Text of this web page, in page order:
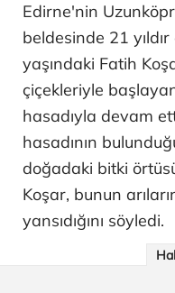
Edirne'nin
beldesinde 21 yıldır
yaşındaki Fatih
çiçekleriyle
hasadıyla devam
hasadının
doğadaki bitki
Koşar, bunun
yansıdığını söyledi.